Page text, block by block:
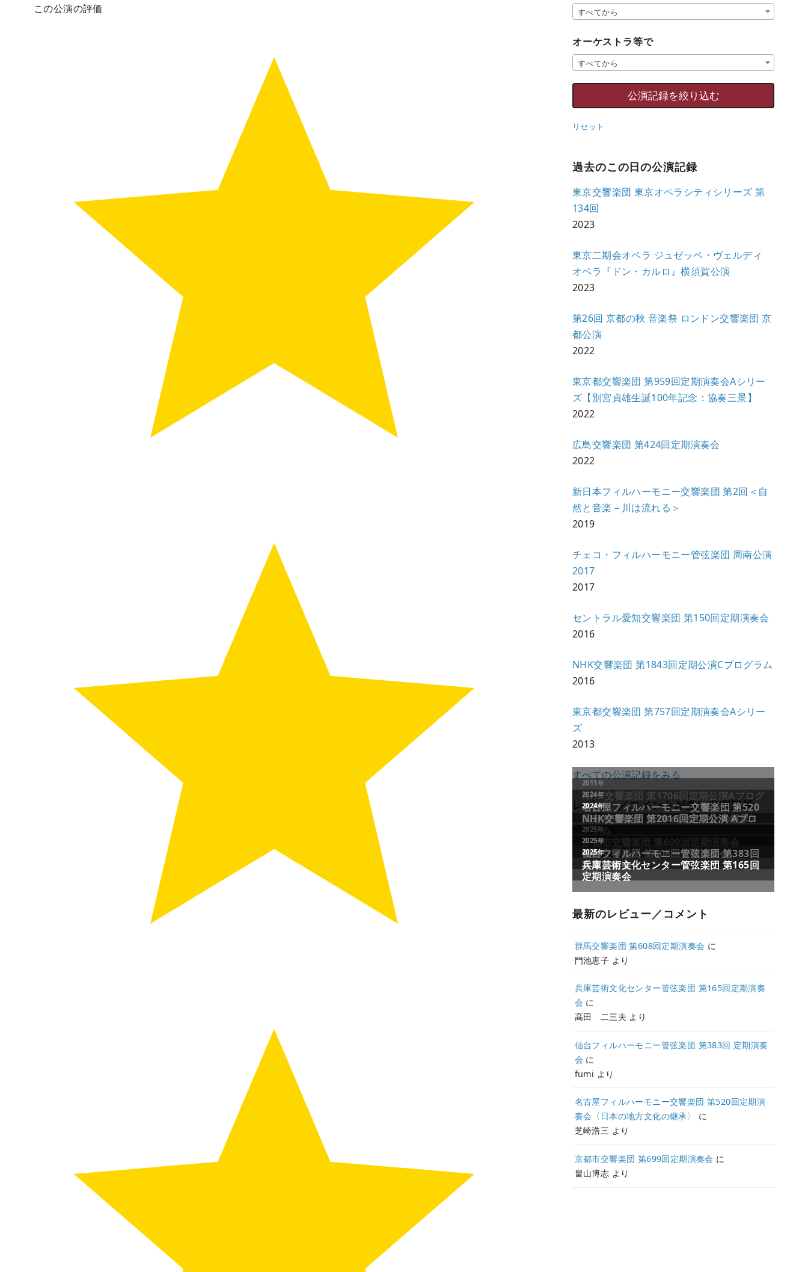
この公演の評価
すべてから
オーケストラ等で
すべてから
リセット
過去のこの日の公演記録
東京交響楽団 東京オペラシティシリーズ 第
134回
2023
東京二期会オペラ ジュゼッペ・ヴェルディ
オペラ『ドン・カルロ』横須賀公演
2023
第26回 京都の秋 音楽祭 ロンドン交響楽団 京
都公演
2022
東京都交響楽団 第959回定期演奏会Aシリー
ズ【別宮貞雄生誕100年記念：協奏三景】
2022
広島交響楽団 第424回定期演奏会
2022
新日本フィルハーモニー交響楽団 第2回＜自
然と音楽－川は流れる＞
2019
チェコ・フィルハーモニー管弦楽団 周南公演
2017
2017
セントラル愛知交響楽団 第150回定期演奏会
2016
NHK交響楽団 第1843回定期公演Cプログラム
2016
東京都交響楽団 第757回定期演奏会Aシリー
ズ
2013
すべての公演記録をみる
レビュー／コメントが多い公演記録
最新のレビュー／コメント
群馬交響楽団 第608回定期演奏会 に
門池恵子 より
兵庫芸術文化センター管弦楽団 第165回定期演奏
会 に
高田 二三夫 より
仙台フィルハーモニー管弦楽団 第383回 定期演奏
会 に
fumi より
名古屋フィルハーモニー交響楽団 第520回定期演
奏会〈日本の地方文化の継承〉
に
芝崎浩三 より
京都市交響楽団 第699回定期演奏会 に
畠山博志 より